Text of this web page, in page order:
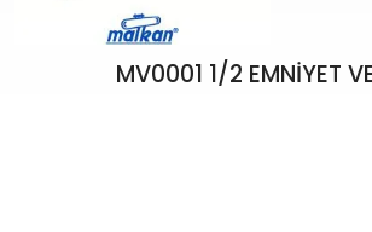
MV0001 1/2 EMNİYET